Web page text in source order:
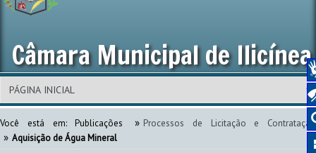
Câmara Municipal de Ilicínea
Você está em:Publicações » Processos de Licitação e Contratação
» Aquisição de Água Mineral